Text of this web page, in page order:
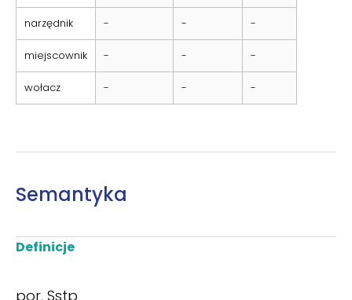
narzędnik - - -
miejscownik - - -
wołacz - - -
Semantyka
Definicje
por. Sstp